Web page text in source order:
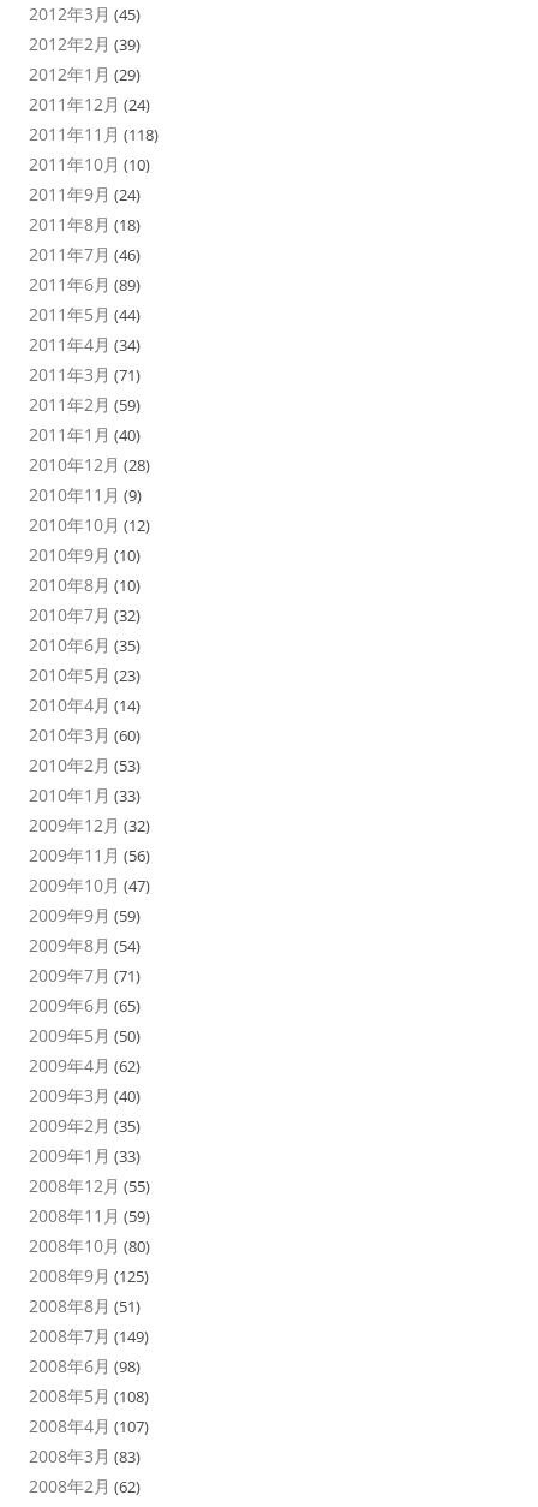
2012年3月 (45)
2012年2月 (39)
2012年1月 (29)
2011年12月 (24)
2011年11月 (118)
2011年10月 (10)
2011年9月 (24)
2011年8月 (18)
2011年7月 (46)
2011年6月 (89)
2011年5月 (44)
2011年4月 (34)
2011年3月 (71)
2011年2月 (59)
2011年1月 (40)
2010年12月 (28)
2010年11月 (9)
2010年10月 (12)
2010年9月 (10)
2010年8月 (10)
2010年7月 (32)
2010年6月 (35)
2010年5月 (23)
2010年4月 (14)
2010年3月 (60)
2010年2月 (53)
2010年1月 (33)
2009年12月 (32)
2009年11月 (56)
2009年10月 (47)
2009年9月 (59)
2009年8月 (54)
2009年7月 (71)
2009年6月 (65)
2009年5月 (50)
2009年4月 (62)
2009年3月 (40)
2009年2月 (35)
2009年1月 (33)
2008年12月 (55)
2008年11月 (59)
2008年10月 (80)
2008年9月 (125)
2008年8月 (51)
2008年7月 (149)
2008年6月 (98)
2008年5月 (108)
2008年4月 (107)
2008年3月 (83)
2008年2月 (62)